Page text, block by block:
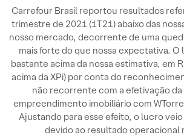
Carrefour Brasil reportou resultados
trimestre de 2021 (1T21) abaixo das
nosso mercado, decorrente de uma
mais forte do que nossa expectativa.
bastante acima da nossa estimativa, em
acima da XPi) por conta do
não recorrente com a efetivação
empreendimento imobiliário com
Ajustando para esse efeito, o lucro veio
devido ao resultado operacional